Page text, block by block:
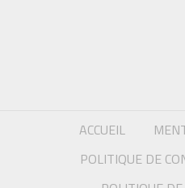
ACCUEIL
POLITIQUE DE